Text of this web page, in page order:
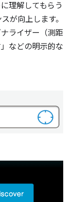
理解してもらう
が向上します。
ライザー（測距
などの明示的な